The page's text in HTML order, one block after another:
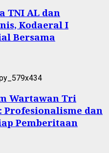
TNI AL dan
Kodaeral I
Bersama
Wartawan Tri
Profesionalisme dan
Pemberitaan